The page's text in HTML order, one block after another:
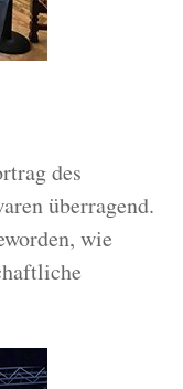
des
überragend.
wie